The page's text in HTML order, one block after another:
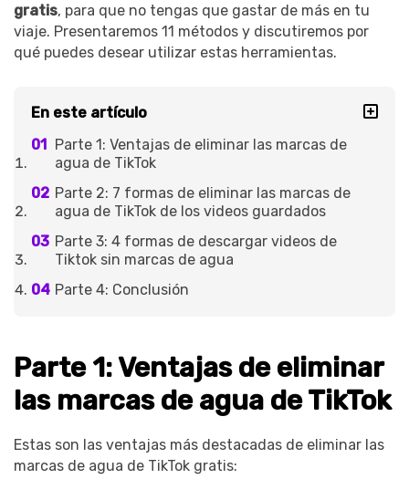
gratis, para que no tengas que gastar de más en tu
viaje. Presentaremos 11 métodos y discutiremos por
qué puedes desear utilizar estas herramientas.
En este artículo
Parte 1: Ventajas de eliminar las marcas de
agua de TikTok
Parte 2: 7 formas de eliminar las marcas de
agua de TikTok de los videos guardados
Parte 3: 4 formas de descargar videos de
Tiktok sin marcas de agua
Parte 4: Conclusión
Parte 1: Ventajas de eliminar
las marcas de agua de TikTok
Estas son las ventajas más destacadas de eliminar las
marcas de agua de TikTok gratis: